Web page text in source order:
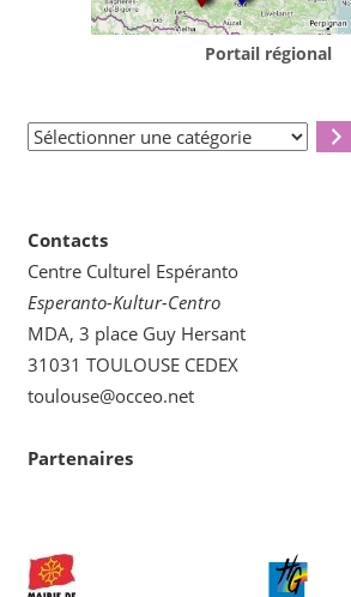
Portail régional
Sélectionner
Contacts
Centre Culturel Espéranto
Esperanto-Kultur-Centro
MDA, 3 place Guy Hersant
31031 TOULOUSE CEDEX
toulouse@occeo.net
Partenaires